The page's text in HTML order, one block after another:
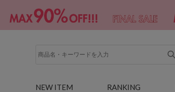
NEW ITEM RANKING